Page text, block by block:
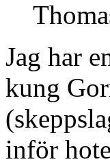
Jag har
kung
inför